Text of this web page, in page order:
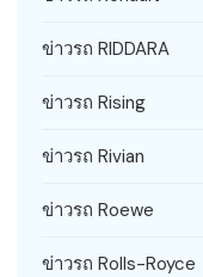
ข่าวรถ RIDDARA
ข่าวรถ Rising
ข่าวรถ Rivian
ข่าวรถ Roewe
ข่าวรถ Rolls-Royce